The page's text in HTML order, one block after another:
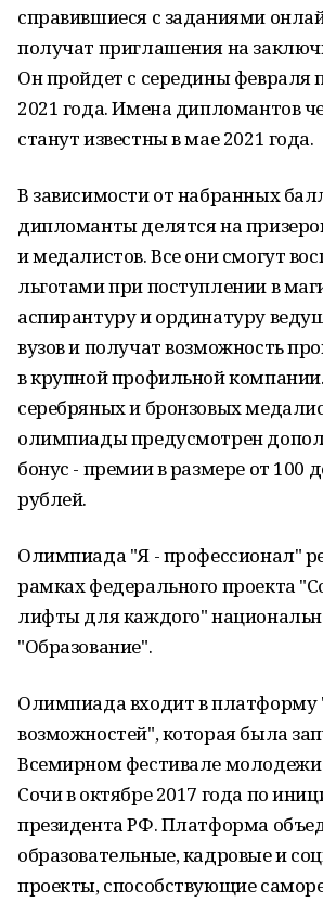
справившиеся с заданиями
получат приглашения на
Он пройдет с середины февраля
2021 года. Имена дипломантов
станут известны в мае 2021 года.
В зависимости от набранных
дипломанты делятся на
и медалистов. Все они смогут
льготами при поступлении в
аспирантуру и ординатуру
вузов и получат возможность
в крупной профильной
серебряных и бронзовых
олимпиады предусмотрен
бонус - премии в размере от 100
рублей.
Олимпиада "Я - профессионал"
рамках федерального проекта
лифты для каждого"
"Образование".
Олимпиада входит в платформу
возможностей", которая была
Всемирном фестивале молодежи
Сочи в октябре 2017 года по
президента РФ. Платформа
образовательные, кадровые и
проекты, способствующие